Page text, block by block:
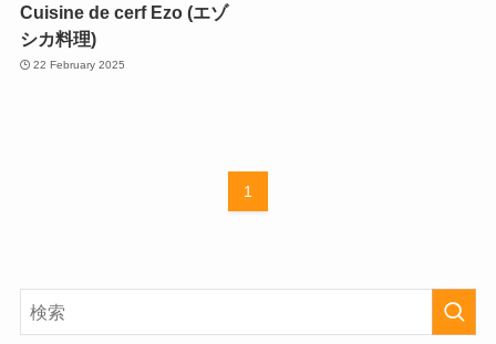
Cuisine de cerf Ezo (エゾ
シカ料理)
22 February 2025
1